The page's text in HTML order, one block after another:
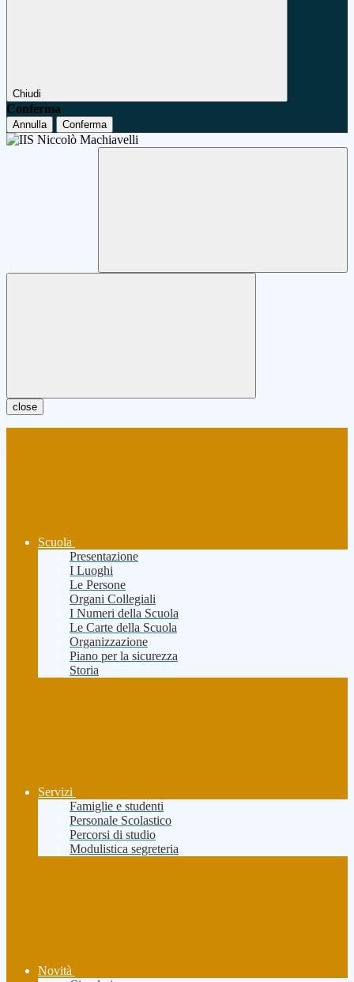
Chiudi
Conferma
Annulla Conferma
close
Scuola
Presentazione
I Luoghi
Le Persone
Organi Collegiali
I Numeri della Scuola
Le Carte della Scuola
Organizzazione
Piano per la sicurezza
Storia
Servizi
Famiglie e studenti
Personale Scolastico
Percorsi di studio
Modulistica segreteria
Novità